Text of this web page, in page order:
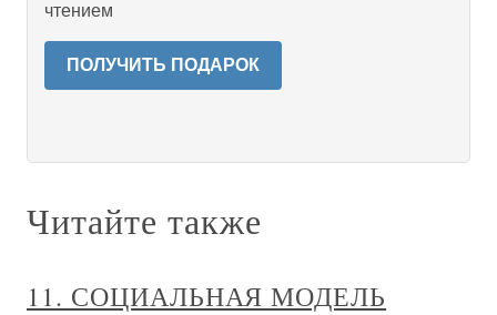
чтением
ПОЛУЧИТЬ ПОДАРОК
Читайте также
11. СОЦИАЛЬНАЯ МОДЕЛЬ